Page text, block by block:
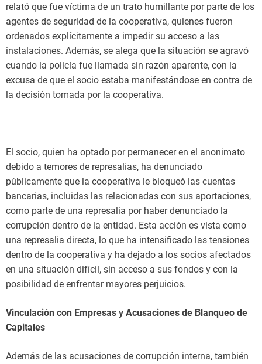
relató que fue víctima de un trato humillante por parte de los
agentes de seguridad de la cooperativa, quienes fueron
ordenados explícitamente a impedir su acceso a las
instalaciones. Además, se alega que la situación se agravó
cuando la policía fue llamada sin razón aparente, con la
excusa de que el socio estaba manifestándose en contra de
la decisión tomada por la cooperativa.
El socio, quien ha optado por permanecer en el anonimato
debido a temores de represalias, ha denunciado
públicamente que la cooperativa le bloqueó las cuentas
bancarias, incluidas las relacionadas con sus aportaciones,
como parte de una represalia por haber denunciado la
corrupción dentro de la entidad. Esta acción es vista como
una represalia directa, lo que ha intensificado las tensiones
dentro de la cooperativa y ha dejado a los socios afectados
en una situación difícil, sin acceso a sus fondos y con la
posibilidad de enfrentar mayores perjuicios.
Vinculación con Empresas y Acusaciones de Blanqueo de
Capitales
Además de las acusaciones de corrupción interna, también